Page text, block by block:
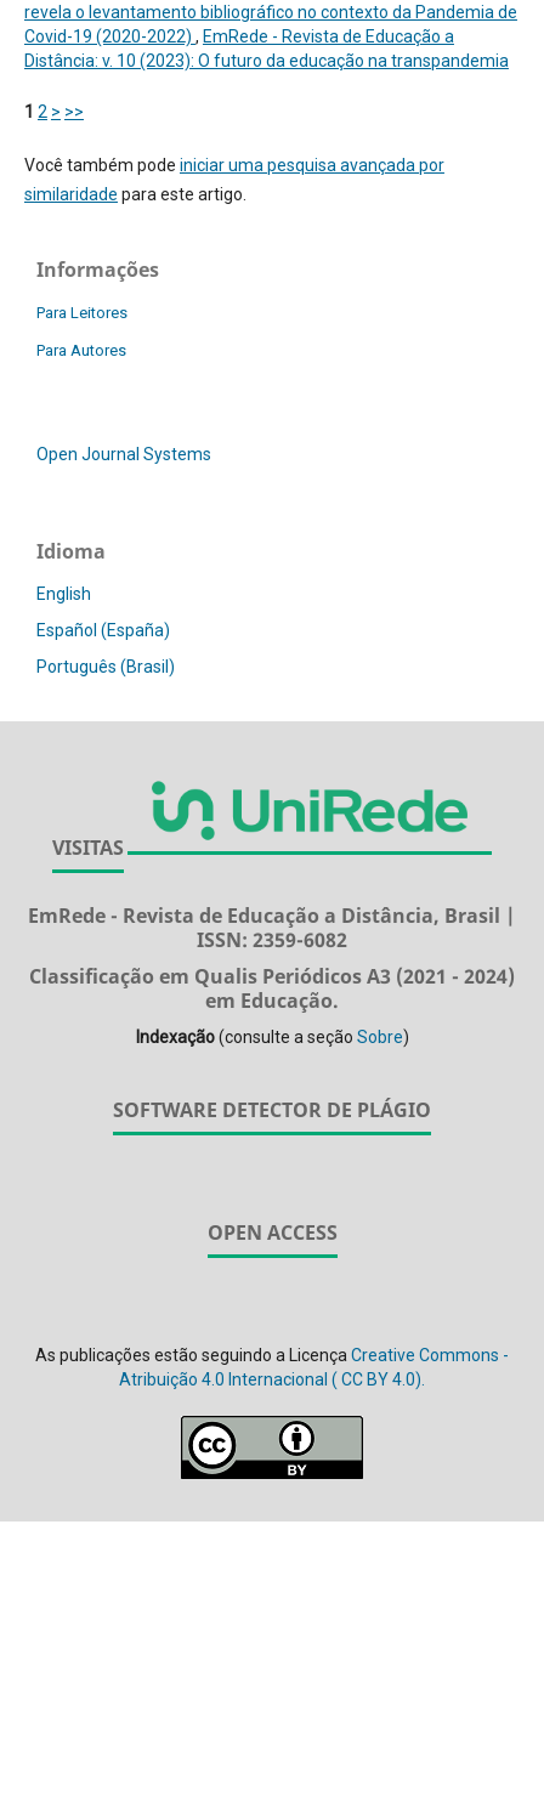
revela o levantamento bibliográfico no contexto da Pandemia de
Covid-19 (2020-2022) , EmRede - Revista de Educação a
Distância: v. 10 (2023): O futuro da educação na transpandemia
1 2 > >>
Você também pode iniciar uma pesquisa avançada por
similaridade para este artigo.
Informações
Para Leitores
Para Autores
Open Journal Systems
Idioma
English
Español (España)
Português (Brasil)
VISITAS
EmRede - Revista de Educação a Distância, Brasil |
ISSN: 2359-6082
Classificação em Qualis Periódicos A3 (2021 - 2024)
em Educação.
Indexação(consulte a seção Sobre)
SOFTWARE DETECTOR DE PLÁGIO
OPEN ACCESS
As publicações estão seguindo a Licença Creative Commons -
Atribuição 4.0 Internacional ( CC BY 4.0).